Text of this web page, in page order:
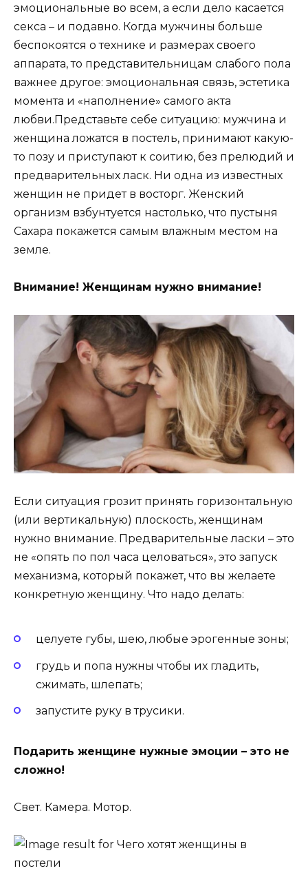
эмоциональные во всем, а если дело касается
секса – и подавно. Когда мужчины больше
беспокоятся о технике и размерах своего
аппарата, то представительницам слабого пола
важнее другое: эмоциональная связь, эстетика
момента и «наполнение» самого акта
любви.Представьте себе ситуацию: мужчина и
женщина ложатся в постель, принимают какую-
то позу и приступают к соитию, без прелюдий и
предварительных ласк. Ни одна из известных
женщин не придет в восторг. Женский
организм взбунтуется настолько, что пустыня
Сахара покажется самым влажным местом на
земле.
Внимание! Женщинам нужно внимание!
Если ситуация грозит принять горизонтальную
(или вертикальную) плоскость, женщинам
нужно внимание. Предварительные ласки – это
не «опять по пол часа целоваться», это запуск
механизма, который покажет, что вы желаете
конкретную женщину. Что надо делать:
целуете губы, шею, любые эрогенные зоны;
грудь и попа нужны чтобы их гладить,
сжимать, шлепать;
запустите руку в трусики.
Подарить женщине нужные эмоции – это не
сложно!
Свет. Камера. Мотор.